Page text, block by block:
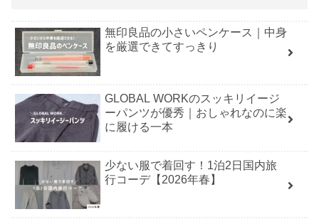
無印良品の小さいペンケース｜中身
を厳選できてすっきり
GLOBAL WORKのスッキリイージ
ーパンツが優秀｜おしゃれなのに楽
に履ける一本
少ない服で着回す！1泊2日国内旅
行コーデ【2026年春】